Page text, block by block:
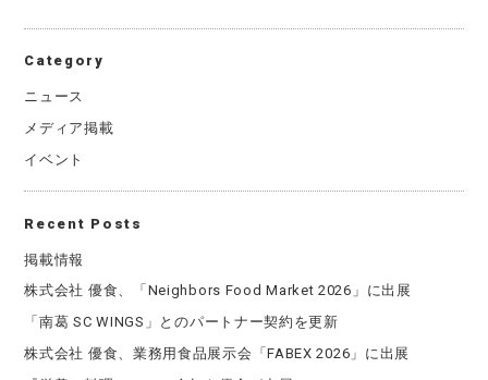
Category
ニュース
メディア掲載
イベント
Recent Posts
掲載情報
株式会社 優食、「Neighbors Food Market 2026」に出展
「南葛 SC WINGS」とのパートナー契約を更新
株式会社 優食、業務用食品展示会「FABEX 2026」に出展